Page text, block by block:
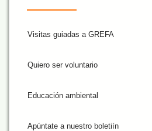
Visitas guiadas a GREFA
Quiero ser voluntario
Educación ambiental
Apúntate a nuestro boletiín